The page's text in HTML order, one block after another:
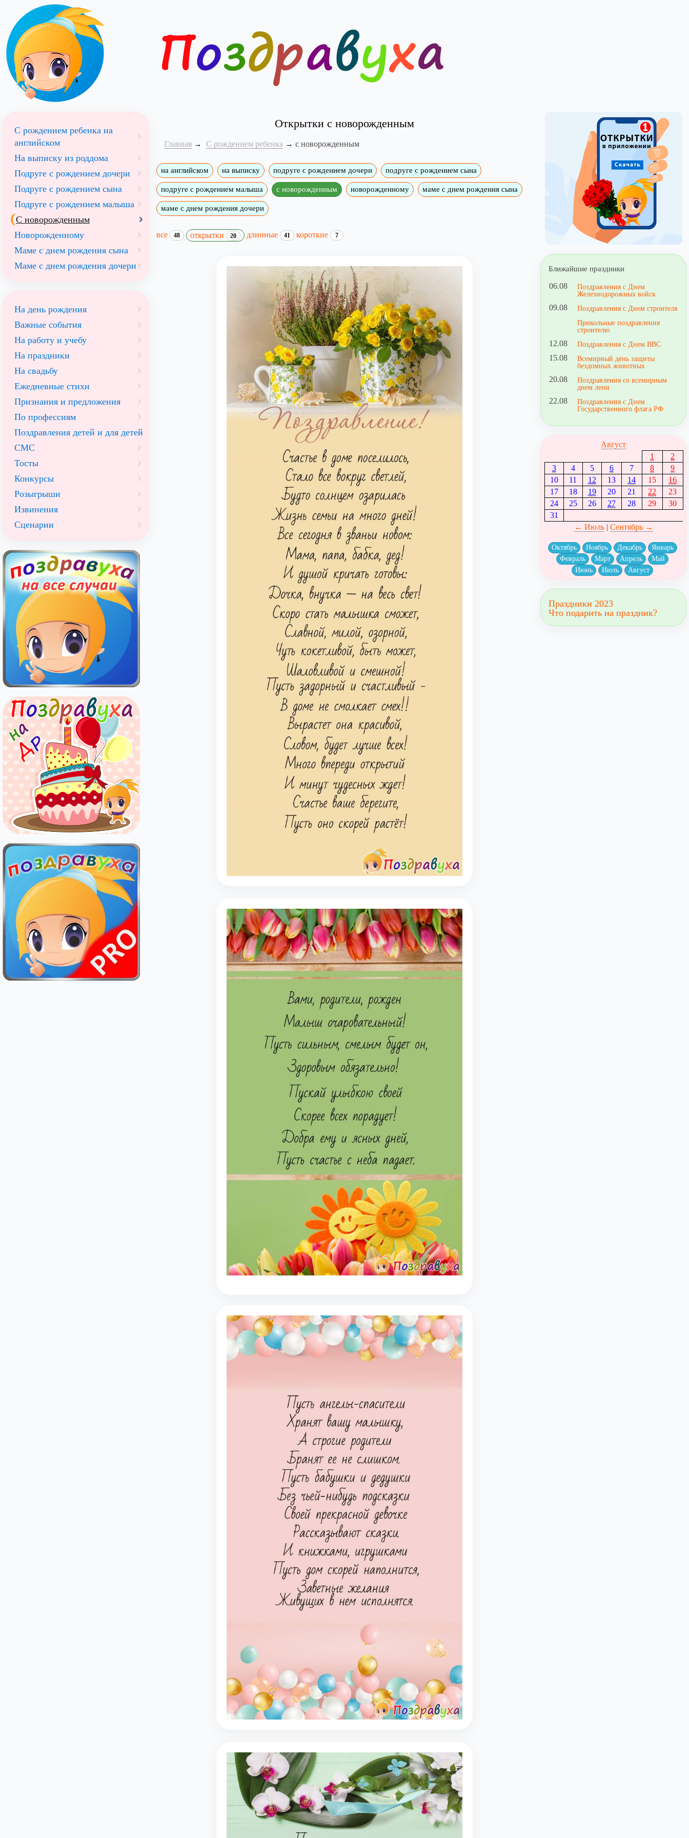
Открытки с новорожденным
Главная С рождением ребенка с новорожденным
на английском на выписку подруге с рождением дочери подруге с рождением сына
подруге с рождением малыша с новорожденным новорожденному маме с днем рождения сына
маме с днем рождения дочери
все 48 открытки 20 длинные 41 короткие 7
С рождением ребенка на
английском
На выписку из роддома
Подруге с рождением дочери
Подруге с рождением сына
Подруге с рождением малыша
С новорожденным
Новорожденному
Маме с днем рождения сына
Маме с днем рождения дочери
На день рождения
Важные события
На работу и учебу
На праздники
На свадьбу
Ежедневные стихи
Признания и предложения
По профессиям
Поздравления детей и для детей
СМС
Тосты
Конкурсы
Розыгрыши
Извинения
Сценарии
Ближайшие праздники
06.08
Поздравления с Днем
Железнодорожных войск
09.08
Поздравления с Днем строителя
Прикольные поздравления
строителю
12.08 Поздравления с Днем ВВС
15.08
Всемирный день защиты
бездомных животных
20.08
Поздравления со всемирным
днем лени
22.08
Поздравления с Днем
Государственного флага РФ
Август
1
2
3
4 5 6 7 8
9
10
11 12 13 14 15
16
17
18 19 20 21 22
23
24
25 26 27 28 29
30
31
← Июль| Сентябрь →
Октябрь Ноябрь Декабрь
Январь
Февраль
Март Апрель
Май
Июнь
Июль Август
Праздники 2023
Что подарить на праздник?